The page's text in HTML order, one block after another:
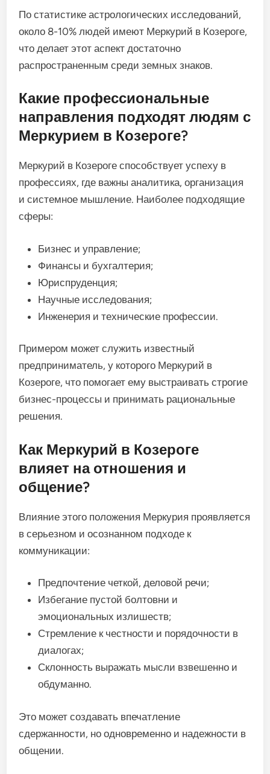
По статистике астрологических исследований,
около 8-10% людей имеют Меркурий в Козероге,
что делает этот аспект достаточно
распространенным среди земных знаков.
Какие профессиональные
направления подходят людям с
Меркурием в Козероге?
Меркурий в Козероге способствует успеху в
профессиях, где важны аналитика, организация
и системное мышление. Наиболее подходящие
сферы:
Бизнес и управление;
Финансы и бухгалтерия;
Юриспруденция;
Научные исследования;
Инженерия и технические профессии.
Примером может служить известный
предприниматель, у которого Меркурий в
Козероге, что помогает ему выстраивать строгие
бизнес-процессы и принимать рациональные
решения.
Как Меркурий в Козероге
влияет на отношения и
общение?
Влияние этого положения Меркурия проявляется
в серьезном и осознанном подходе к
коммуникации:
Предпочтение четкой, деловой речи;
Избегание пустой болтовни и
эмоциональных излишеств;
Стремление к честности и порядочности в
диалогах;
Склонность выражать мысли взвешенно и
обдуманно.
Это может создавать впечатление
сдержанности, но одновременно и надежности в
общении.